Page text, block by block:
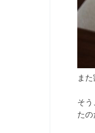
ま
そ
た